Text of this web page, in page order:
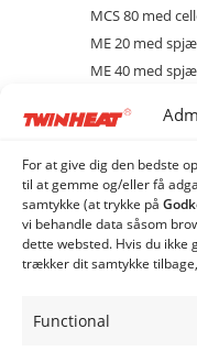
For at give dig den bedste
til at gemme og/eller få
samtykke (at trykke på
vi behandle data såsom
dette websted. Hvis du ikke
trækker dit samtykke
Functional
MCS 80 med
ME 20 med
ME 40 med
Diverse
EL
Kedel
Sprinkler
Industri Anlæg